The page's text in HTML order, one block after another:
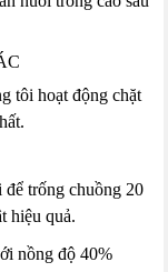
tôi hoạt động chặt
trống chuồng 20
hiệu quả.
nồng độ 40%